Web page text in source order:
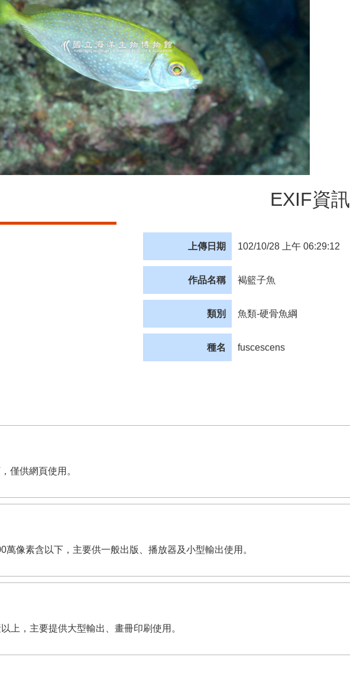
EXIF資訊
上傳日期 102/10/28 上午 06:29:12
作品名稱 褐籃子魚
類別 魚類-硬骨魚綱
種名 fuscescens
僅供網頁使用。
像素含以下，主要供一般出版、播放器及小型輸出使用。
上，主要提供大型輸出、畫冊印刷使用。